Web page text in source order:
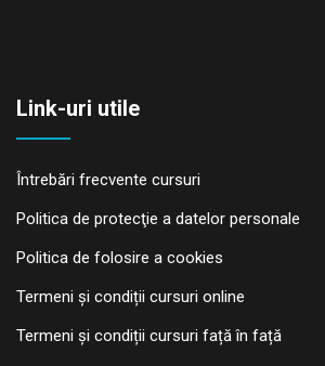
Link-uri utile
Întrebări frecvente cursuri
Politica de protecţie a datelor personale
Politica de folosire a cookies
Termeni și condiții cursuri online
Termeni și condiții cursuri față în față